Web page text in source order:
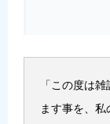
「この度は
ます事を、